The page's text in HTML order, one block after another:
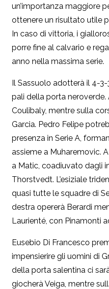
un’importanza maggiore
ottenere un risultato utile
In caso di vittoria, i
porre fine al calvario e
anno nella massima serie.
Il Sassuolo adotterà il 4-
pali della porta neroverde.
Coulibaly, mentre sulla
Garcia. Pedro Felipe
presenza in Serie A,
assieme a Muharemovic.
a Matic, coadiuvato dagli
Thorstvedt. L’esiziale
quasi tutte le squadre di
destra opererà Berardi
Laurienté, con Pinamonti
Eusebio Di Francesco
impensierire gli uomini di
della porta salentina ci
giocherà Veiga, mentre